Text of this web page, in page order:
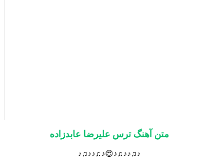
متن آهنگ ترس علیرضا عابدزاده
♪♫♪♪♫♪😍♪♫♪♪♫♪